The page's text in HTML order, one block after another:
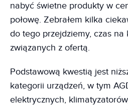
nabyć świetne produkty w
połowę. Zebrałem kilka
do tego przejdziemy, czas
związanych z ofertą.
Podstawową kwestią jest
kategorii urządzeń, w tym
elektrycznych,